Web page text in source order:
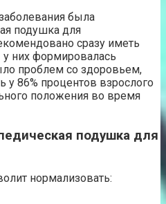
была
подушка для
сразу иметь
них формировалась
проблем со здоровьем,
у 86% процентов взрослого
положения во время
подушка для
нормализовать: